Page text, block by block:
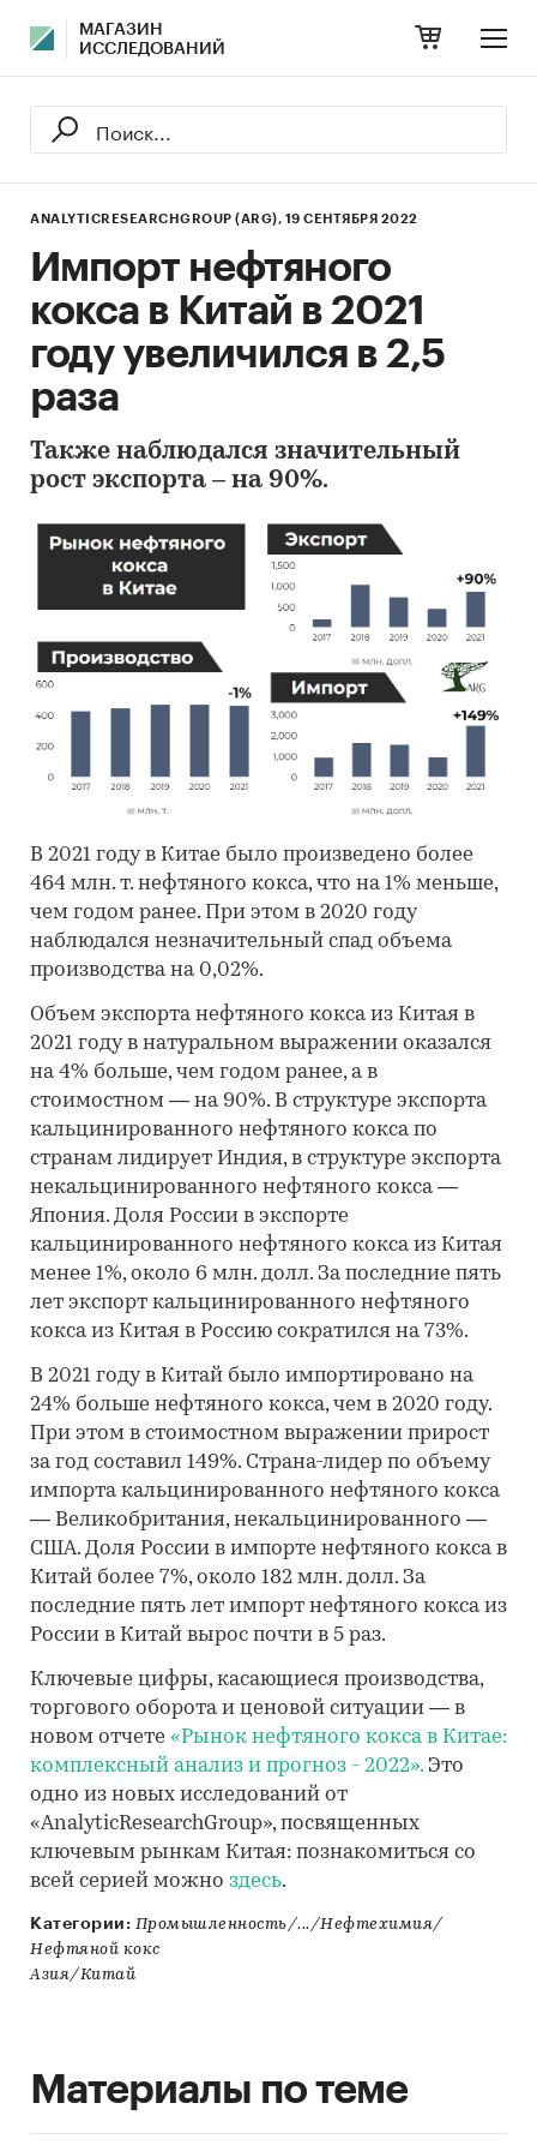
МАГАЗИН
ИССЛЕДОВАНИЙ
ANALYTICRESEARCHGROUP (ARG), 19 СЕНТЯБРЯ 2022
Импорт нефтяного
кокса в Китай в 2021
году увеличился в 2,5
раза
Также наблюдался значительный
рост экспорта – на 90%.
В 2021 году в Китае было произведено более
464 млн. т. нефтяного кокса, что на 1% меньше,
чем годом ранее. При этом в 2020 году
наблюдался незначительный спад объема
производства на 0,02%.
Объем экспорта нефтяного кокса из Китая в
2021 году в натуральном выражении оказался
на 4% больше, чем годом ранее, а в
стоимостном — на 90%. В структуре экспорта
кальцинированного нефтяного кокса по
странам лидирует Индия, в структуре экспорта
некальцинированного нефтяного кокса —
Япония. Доля России в экспорте
кальцинированного нефтяного кокса из Китая
менее 1%, около 6 млн. долл. За последние пять
лет экспорт кальцинированного нефтяного
кокса из Китая в Россию сократился на 73%.
В 2021 году в Китай было импортировано на
24% больше нефтяного кокса, чем в 2020 году.
При этом в стоимостном выражении прирост
за год составил 149%. Страна-лидер по объему
импорта кальцинированного нефтяного кокса
— Великобритания, некальцинированного —
США. Доля России в импорте нефтяного кокса в
Китай более 7%, около 182 млн. долл. За
последние пять лет импорт нефтяного кокса из
России в Китай вырос почти в 5 раз.
Ключевые цифры, касающиеся производства,
торгового оборота и ценовой ситуации — в
новом отчете «Рынок нефтяного кокса в Китае:
комплексный анализ и прогноз - 2022». Это
одно из новых исследований от
«AnalyticResearchGroup», посвященных
ключевым рынкам Китая: познакомиться со
всей серией можно здесь.
Категории: Промышленность/.../Нефтехимия/
Нефтяной кокс
Азия/Китай
Материалы по теме